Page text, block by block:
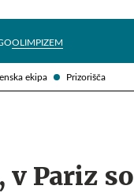
ekipa Prizorišča
OLIMPIZEM
Pariz so